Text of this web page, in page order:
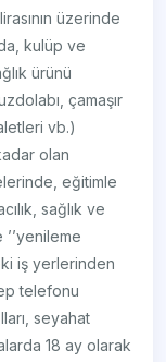
üzerinde
kulüp ve
ürünü
çamaşır
vb.)
olan
eğitimle
sağlık ve
iş yerlerinden
telefonu
seyahat
18 ay olarak